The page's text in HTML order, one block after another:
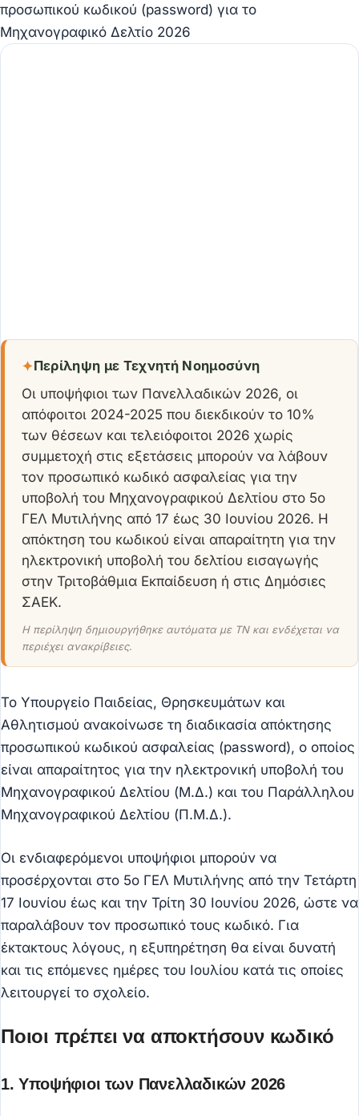
προσωπικού κωδικού (password) για το
Μηχανογραφικό Δελτίο 2026
✦Περίληψη με Τεχνητή Νοημοσύνη
Οι υποψήφιοι των Πανελλαδικών 2026, οι
απόφοιτοι 2024-2025 που διεκδικούν το 10%
των θέσεων και τελειόφοιτοι 2026 χωρίς
συμμετοχή στις εξετάσεις μπορούν να λάβουν
τον προσωπικό κωδικό ασφαλείας για την
υποβολή του Μηχανογραφικού Δελτίου στο 5ο
ΓΕΛ Μυτιλήνης από 17 έως 30 Ιουνίου 2026. Η
απόκτηση του κωδικού είναι απαραίτητη για την
ηλεκτρονική υποβολή του δελτίου εισαγωγής
στην Τριτοβάθμια Εκπαίδευση ή στις Δημόσιες
ΣΑΕΚ.
Η περίληψη δημιουργήθηκε αυτόματα με ΤΝ και ενδέχεται να
περιέχει ανακρίβειες.
Το Υπουργείο Παιδείας, Θρησκευμάτων και
Αθλητισμού ανακοίνωσε τη διαδικασία απόκτησης
προσωπικού κωδικού ασφαλείας (password), ο οποίος
είναι απαραίτητος για την ηλεκτρονική υποβολή του
Μηχανογραφικού Δελτίου (Μ.Δ.) και του Παράλληλου
Μηχανογραφικού Δελτίου (Π.Μ.Δ.).
Οι ενδιαφερόμενοι υποψήφιοι μπορούν να
προσέρχονται στο 5ο ΓΕΛ Μυτιλήνης από την Τετάρτη
17 Ιουνίου έως και την Τρίτη 30 Ιουνίου 2026, ώστε να
παραλάβουν τον προσωπικό τους κωδικό. Για
έκτακτους λόγους, η εξυπηρέτηση θα είναι δυνατή
και τις επόμενες ημέρες του Ιουλίου κατά τις οποίες
λειτουργεί το σχολείο.
Ποιοι πρέπει να αποκτήσουν κωδικό
1. Υποψήφιοι των Πανελλαδικών 2026